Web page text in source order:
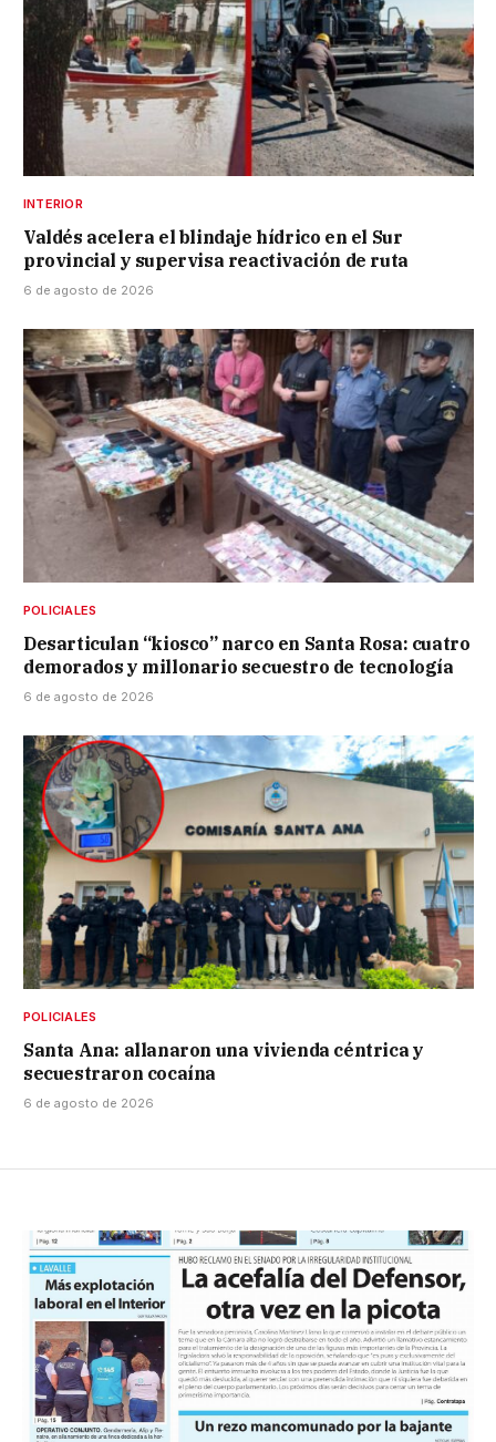
INTERIOR
Valdés acelera el blindaje hídrico en el Sur
provincial y supervisa reactivación de ruta
6 de agosto de 2026
POLICIALES
Desarticulan “kiosco” narco en Santa Rosa: cuatro
demorados y millonario secuestro de tecnología
6 de agosto de 2026
POLICIALES
Santa Ana: allanaron una vivienda céntrica y
secuestraron cocaína
6 de agosto de 2026